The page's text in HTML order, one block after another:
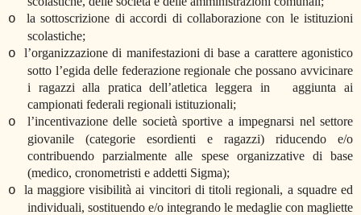
o
la sottoscrizione di accordi di collaborazione con le istituzioni
scolastiche;
o
l’organizzazione di manifestazioni di base a carattere agonistico
sotto l’egida delle federazione regionale che possano avvicinare
i ragazzi alla pratica dell’atletica leggera in aggiunta ai
campionati federali regionali istituzionali;
o
l’incentivazione delle società sportive a impegnarsi nel settore
giovanile (categorie esordienti e ragazzi) riducendo e/o
contribuendo parzialmente alle spese organizzative di base
(medico, cronometristi e addetti Sigma);
o
la maggiore visibilità ai vincitori di titoli regionali, a squadre ed
individuali, sostituendo e/o integrando le medaglie con magliette